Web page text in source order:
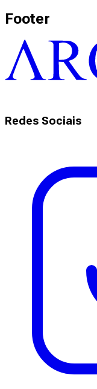
Footer
Redes Sociais